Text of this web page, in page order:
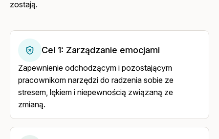
zostają.
Cel 1: Zarządzanie emocjami
Zapewnienie odchodzącym i pozostającym
pracownikom narzędzi do radzenia sobie ze
stresem, lękiem i niepewnością związaną ze
zmianą.